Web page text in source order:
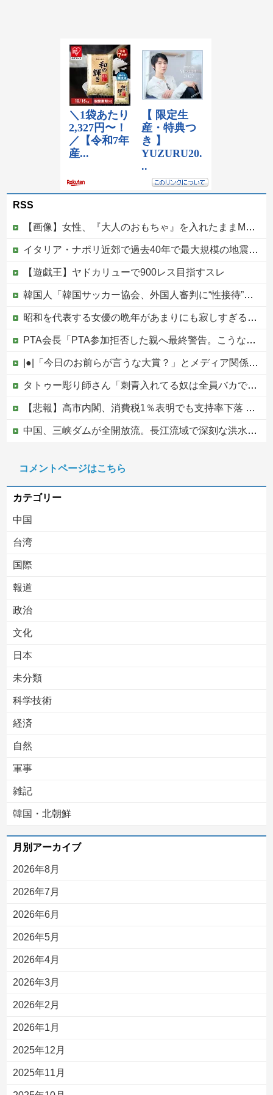
RSS
【画像】女性、『大人のおもちゃ』を入れたままMRI検査を受けた結果 →
イタリア・ナポリ近郊で過去40年で最大規模の地震「M4.7」の揺れを観測
【遊戯王】ヤドカリューで900レス目指すスレ
韓国人「韓国サッカー協会、外国人審判に“性接待”報道・・・」→「2002年の審判買収が事実だったのか？」「日本人が言ってたこと正しかったね・・・...
昭和を代表する女優の晩年があまりにも寂しすぎる！と話題に、自身の子供を餓死する寸前までネグレクトした挙句……他
PTA会長「PTA参加拒否した親へ最終警告。こうなってもいい？」
|●|「今日のお前らが言うな大賞？」とメディア関係者の一般人への苦言にツッコミ殺到、被災地の避難所でカメラまわすのは……
タトゥー彫り師さん「刺青入れてる奴は全員バカです」→30万再生ｗｗｗｗｗｗ
【悲報】高市内閣、消費税1％表明でも支持率下落 →ついに６割割れ
中国、三峡ダムが全開放流。長江流域で深刻な洪水被害
中国の海水浴場の映像があまりにも・・・
コメントページはこちら
カテゴリー
中国
台湾
国際
報道
政治
文化
日本
未分類
科学技術
経済
自然
軍事
雑記
韓国・北朝鮮
月別アーカイブ
2026年8月
2026年7月
2026年6月
2026年5月
2026年4月
2026年3月
2026年2月
2026年1月
2025年12月
2025年11月